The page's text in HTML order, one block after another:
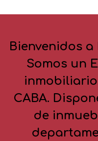
Bienvenidos
Somos un
CABA.
de